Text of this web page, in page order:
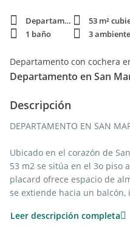
Departamento 53 m²
1 baño
3
Departamento en San
Descripción
DEPARTAMENTO EN SAN
Ubicado en el corazón de
53 m2 se sitúa en el 3o piso
placard ofrece espacio de
se extiende hacia un
de dos dormitorios, uno con
Leer descripción completa